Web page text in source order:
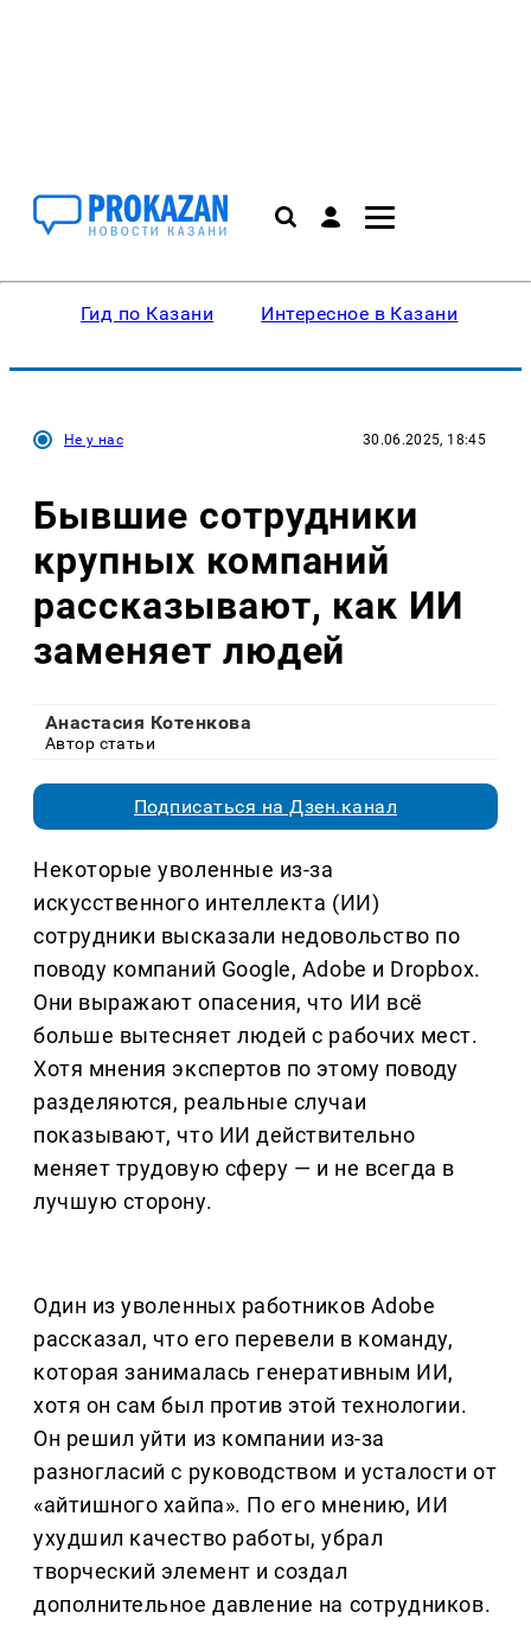
Гид по Казани Интересное в Казани
Не у нас 30.06.2025, 18:45
Бывшие сотрудники
крупных компаний
рассказывают, как ИИ
заменяет людей
Анастасия Котенкова
Автор статьи
Подписаться на Дзен.канал
Некоторые уволенные из-за
искусственного интеллекта (ИИ)
сотрудники высказали недовольство по
поводу компаний Google, Adobe и Dropbox.
Они выражают опасения, что ИИ всё
больше вытесняет людей с рабочих мест.
Хотя мнения экспертов по этому поводу
разделяются, реальные случаи
показывают, что ИИ действительно
меняет трудовую сферу — и не всегда в
лучшую сторону.
Один из уволенных работников Adobe
рассказал, что его перевели в команду,
которая занималась генеративным ИИ,
хотя он сам был против этой технологии.
Он решил уйти из компании из-за
разногласий с руководством и усталости от
«айтишного хайпа». По его мнению, ИИ
ухудшил качество работы, убрал
творческий элемент и создал
дополнительное давление на сотрудников.